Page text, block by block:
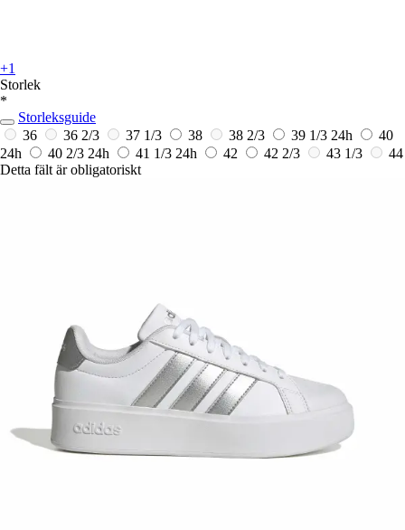
+1
Storlek
*
Storleksguide
36
36 2/3 37 1/3 38 38 2/3 39 1/3 24h
40
24h
40 2/3 24h 41 1/3 24h 42 42 2/3 43 1/3
44
Detta fält är obligatoriskt